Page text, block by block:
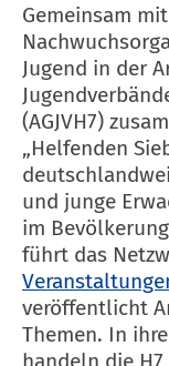
Gemeinsam
Jugend in der
(AGJVH7)
„Helfenden
und junge
im
führt das
veröffentlicht
Themen. In
handeln die